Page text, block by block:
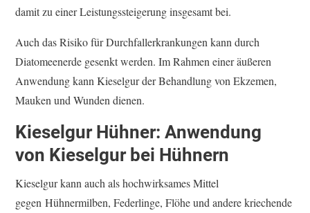
damit zu einer Leistungssteigerung insgesamt bei.
Auch das Risiko für Durchfallerkrankungen kann durch
Diatomeenerde gesenkt werden. Im Rahmen einer äußeren
Anwendung kann Kieselgur der Behandlung von Ekzemen,
Mauken und Wunden dienen.
Kieselgur Hühner: Anwendung
von Kieselgur bei Hühnern
Kieselgur kann auch als hochwirksames Mittel
gegen Hühnermilben, Federlinge, Flöhe und andere kriechende